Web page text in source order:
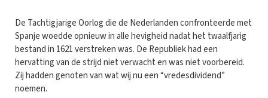
De Tachtigjarige Oorlog die de Nederlanden confronteerde met
Spanje woedde opnieuw in alle hevigheid nadat het twaalfjarig
bestand in 1621 verstreken was. De Republiek had een
hervatting van de strijd niet verwacht en was niet voorbereid.
Zij hadden genoten van wat wij nu een “vredesdividend”
noemen.